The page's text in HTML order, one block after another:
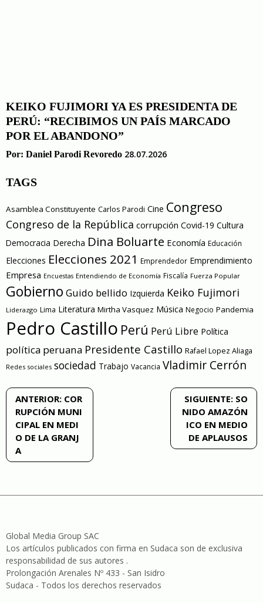
KEIKO FUJIMORI YA ES PRESIDENTA DE
PERÚ: “RECIBIMOS UN PAÍS MARCADO
POR EL ABANDONO”
Por: Daniel Parodi Revoredo 28.07.2026
TAGS
Asamblea Constituyente Carlos Parodi Cine Congreso
Congreso de la República corrupción Covid-19 Cultura
Democracia Derecha Dina Boluarte Economía Educación
Elecciones Elecciones 2021 Emprendedor Emprendimiento
Empresa Encuestas Entendiendo de Economía Fiscalía Fuerza Popular
Gobierno Guido bellido Izquierda Keiko Fujimori
Liderazgo Lima Literatura Mirtha Vasquez Música Negocio Pandemia
Pedro Castillo Perú Perú Libre Política
política peruana Presidente Castillo Rafael Lopez Aliaga
Redes sociales sociedad Trabajo Vacancia Vladimir Cerrón
Navegación
de
entradas
ANTERIOR: COR
RUPCIÓN MUNI
CIPAL EN MEDI
O DE LA GRANJ
A
SIGUIENTE: SO
NIDO AMAZÓN
ICO EN MEDIO
DE APLAUSOS
Global Media Group SAC
Los artículos publicados con firma en Sudaca son de exclusiva
responsabilidad de sus autores .
Prolongación Arenales Nº 433 - San Isidro
Sudaca - Todos los derechos reservados